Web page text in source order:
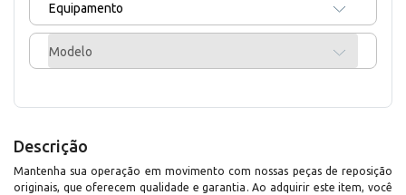
Equipamento
Modelo
Descrição
Mantenha sua operação em movimento com nossas peças de reposição
originais, que oferecem qualidade e garantia. Ao adquirir este item, você